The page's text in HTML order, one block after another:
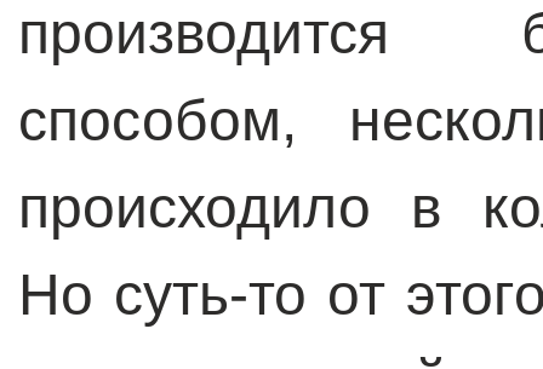
производится
способом,
происходило в
Но суть-то от